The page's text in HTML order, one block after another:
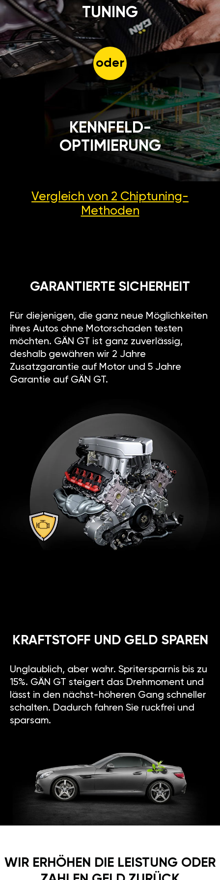
TUNING
oder
KENNFELD-
OPTIMIERUNG
Vergleich von 2 Chiptuning-
Methoden
GARANTIERTE SICHERHEIT
Für diejenigen, die ganz neue Möglichkeiten
ihres Autos ohne Motorschaden testen
möchten. GÄN GT ist ganz zuverlässig,
deshalb gewähren wir 2 Jahre
Zusatzgarantie auf Motor und 5 Jahre
Garantie auf GÄN GT.
KRAFTSTOFF UND GELD SPAREN
Unglaublich, aber wahr. Spritersparnis bis zu
15%. GÄN GT steigert das Drehmoment und
lässt in den nächst-höheren Gang schneller
schalten. Dadurch fahren Sie ruckfrei und
sparsam.
WIR ERHÖHEN DIE LEISTUNG ODER